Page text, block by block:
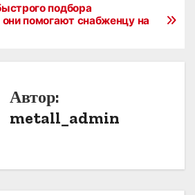
подбора
помогают снабженцу на
Автор:
metall_admin